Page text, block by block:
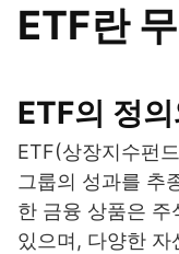
ETF란
ETF의 정
ETF(상장지수펀
그룹의 성과를 추
한 금융 상품은 주
있으며, 다양한